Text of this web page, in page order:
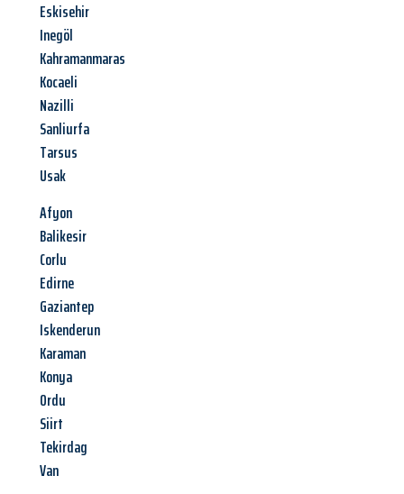
Eskisehir
Inegöl
Kahramanmaras
Kocaeli
Nazilli
Sanliurfa
Tarsus
Usak
Afyon
Balikesir
Corlu
Edirne
Gaziantep
Iskenderun
Karaman
Konya
Ordu
Siirt
Tekirdag
Van